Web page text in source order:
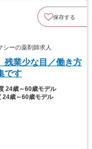
保存する
ーの薬剤師求人
残業少な目／働き方
です
24歳～60歳モデル
24歳～60歳モデル